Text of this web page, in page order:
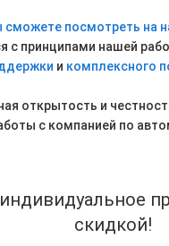
сможете посмотреть на
с принципами нашей
и комплексного
открытость и
с компанией по
скидкой!